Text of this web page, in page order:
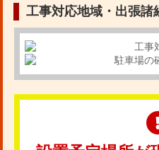
工事対応地域・出張諸